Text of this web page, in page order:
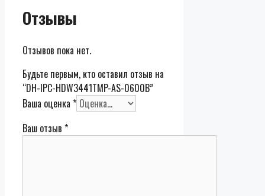
Отзывы
Отзывов пока нет.
Будьте первым, кто оставил отзыв на
“DH-IPC-HDW3441TMP-AS-0600B”
Ваша оценка *
Ваш отзыв *